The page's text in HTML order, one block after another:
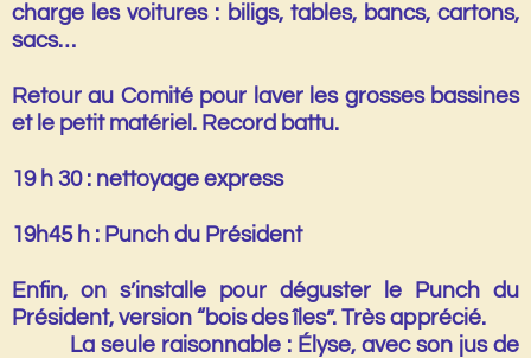
charge les voitures : biligs, tables, bancs, cartons,
sacs…
Retour au Comité pour laver les grosses bassines
et le petit matériel. Record battu.
19 h 30 : nettoyage express
19h45 h : Punch du Président
Enfin, on s’installe pour déguster le
Punch du
Président, version “bois des îles”. Très apprécié.
La seule raisonnable : Élyse, avec son jus de